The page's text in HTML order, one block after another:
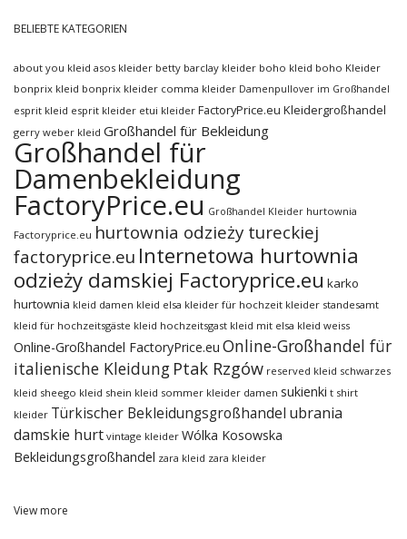
BELIEBTE KATEGORIEN
about you kleid asos kleider betty barclay kleider boho kleid boho Kleider
bonprix kleid bonprix kleider comma kleider Damenpullover im Großhandel
esprit kleid esprit kleider etui kleider FactoryPrice.eu Kleidergroßhandel
gerry weber kleid Großhandel für Bekleidung
Großhandel für
Damenbekleidung
FactoryPrice.eu Großhandel Kleider hurtownia
Factoryprice.eu hurtownia odzieży tureckiej
factoryprice.eu Internetowa hurtownia
odzieży damskiej Factoryprice.eu karko
hurtownia kleid damen kleid elsa kleider für hochzeit kleider standesamt
kleid für hochzeitsgäste kleid hochzeitsgast kleid mit elsa kleid weiss
Online-Großhandel FactoryPrice.eu Online-Großhandel für
italienische Kleidung Ptak Rzgów reserved kleid schwarzes
kleid sheego kleid shein kleid sommer kleider damen sukienki t shirt
kleider Türkischer Bekleidungsgroßhandel ubrania
damskie hurt vintage kleider Wólka Kosowska
Bekleidungsgroßhandel zara kleid zara kleider
View more